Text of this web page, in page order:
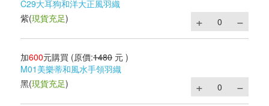
C29大耳狗和洋大正風羽織
紫(現貨充足)
加600元購買 (原價:1480 元 )
M01美樂蒂和風水手領羽織
黑(現貨充足)